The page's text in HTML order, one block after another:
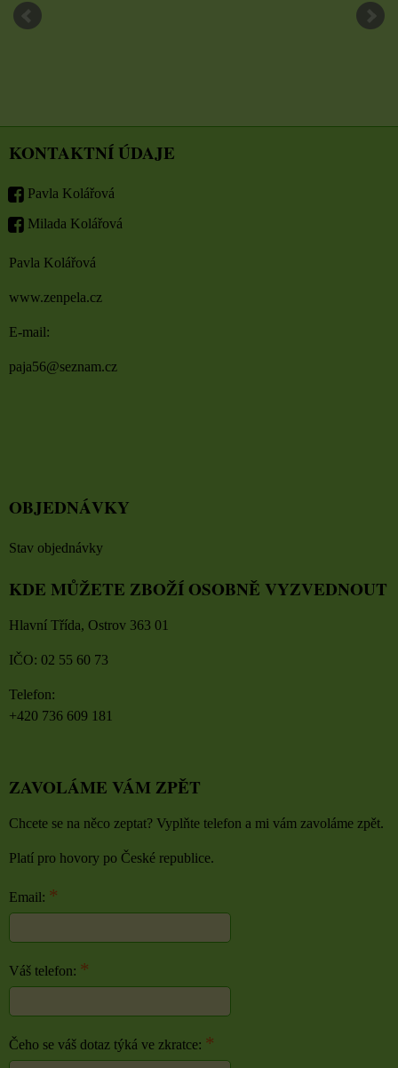
KONTAKTNÍ ÚDAJE
Pavla Kolářová
Milada Kolářová
Pavla Kolářová
www.zenpela.cz
E-mail:
paja56@seznam.cz
OBJEDNÁVKY
Stav objednávky
KDE MŮŽETE ZBOŽÍ OSOBNĚ VYZVEDNOUT
Hlavní Třída, Ostrov 363 01
IČO: 02 55 60 73
Telefon:
+420 736 609 181
ZAVOLÁME VÁM ZPĚT
Chcete se na něco zeptat? Vyplňte telefon a mi vám zavoláme zpět.
Platí pro hovory po České republice.
Email: *
Váš telefon: *
Čeho se váš dotaz týká ve zkratce: *